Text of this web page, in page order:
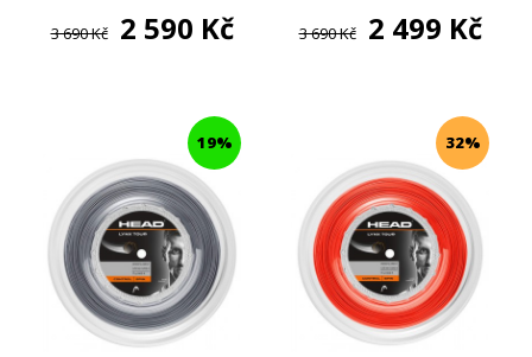
3 690 Kč 2 590 Kč 3 690 Kč 2 499 Kč
19% 32%